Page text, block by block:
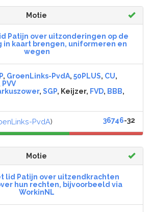
Motie
Patijn over uitzonderingen op de
in kaart brengen, uniformeren en
wegen
, GroenLinks-PvdA, 50PLUS, CU,
PVV
, SGP, Keijzer, FVD, BBB,
PvdA) 36746-32
Motie
lid Patijn over uitzendkrachten
hun rechten, bijvoorbeeld via
WorkinNL